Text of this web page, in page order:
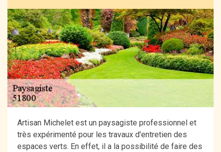
Artisan Michelet est un paysagiste professionnel et
très expérimenté pour les travaux d'entretien des
espaces verts. En effet, il a la possibilité de faire des